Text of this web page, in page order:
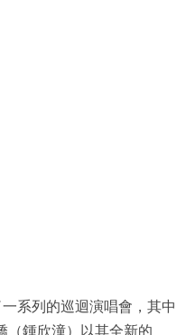
系列的巡迴演唱會，其中
（鍾欣潼）以其全新的